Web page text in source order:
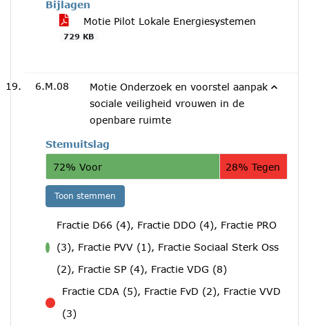
Bijlagen
Motie Pilot Lokale Energiesystemen
729 KB
6.M.08
Motie Onderzoek en voorstel aanpak
sociale veiligheid vrouwen in de
openbare ruimte
Stemuitslag
72% Voor
28% Tegen
Toon stemmen
Fractie D66 (4), Fractie DDO (4), Fractie PRO
(3), Fractie PVV (1), Fractie Sociaal Sterk Oss
(2), Fractie SP (4), Fractie VDG (8)
tegen
Fractie CDA (5), Fractie FvD (2), Fractie VVD
(3)